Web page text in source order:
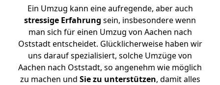
Ein Umzug kann eine aufregende, aber auch
stressige Erfahrung sein, insbesondere wenn
man sich für einen Umzug von Aachen nach
Oststadt entscheidet. Glücklicherweise haben wir
uns darauf spezialisiert, solche Umzüge von
Aachen nach Oststadt, so angenehm wie möglich
zu machen und Sie zu unterstützen, damit alles